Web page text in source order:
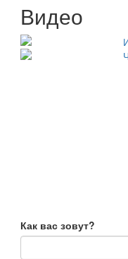
Видео
Как вас зовут?